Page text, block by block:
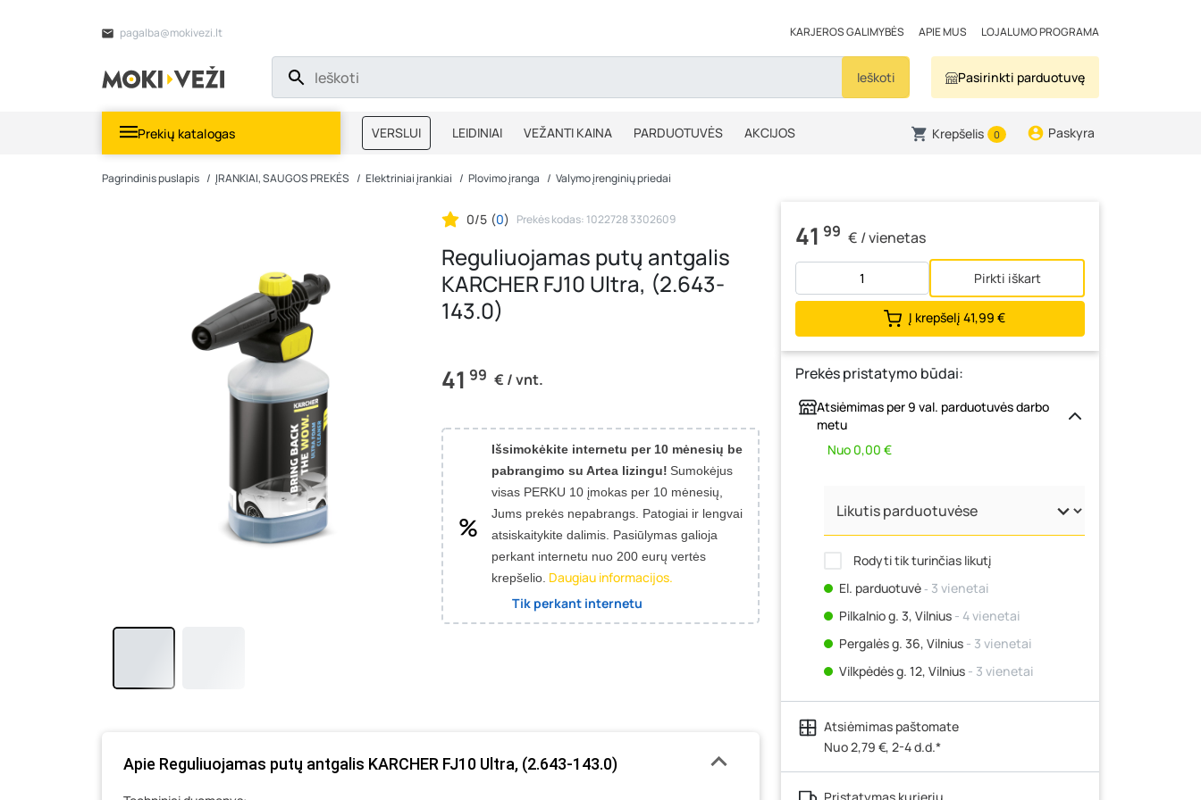
pagalba@mokivezi.lt KARJEROS GALIMYBĖS APIE MUS LOJALUMO PROGRAMA
Ieškoti Pasirinkti parduotuvę
Prekių katalogas VERSLUI LEIDINIAI VEŽANTI KAINA PARDUOTUVĖS AKCIJOS
MOKIBLOGAS IŠPARDAVIMAS
Krepšelis 0 Paskyra
Pagrindinis puslapis ĮRANKIAI, SAUGOS PREKĖS Elektriniai įrankiai Plovimo įranga Valymo įrenginių priedai
0/5 (0) Prekės kodas: 1022728 3302609
Reguliuojamas putų antgalis
KARCHER FJ10 Ultra, (2.643-
143.0)
41 99 € / vnt.
Išsimokėkite internetu per 10 mėnesių be
pabrangimo su Artea lizingu! Sumokėjus
visas PERKU 10 įmokas per 10 mėnesių,
Jums prekės nepabrangs. Patogiai ir lengvai
atsiskaitykite dalimis. Pasiūlymas galioja
perkant internetu nuo 200 eurų vertės
krepšelio. Daugiau informacijos.
Tik perkant internetu
Apie Reguliuojamas putų antgalis KARCHER FJ10 Ultra, (2.643-143.0)
41 99 € / vienetas
Pirkti iškart
Į krepšelį 41,99 €
Prekės pristatymo būdai:
Atsiėmimas per 9 val. parduotuvės darbo
metu
Nuo 0,00 €
Rodyti tik turinčias likutį
El. parduotuvė‐ 3 vienetai
Pilkalnio g. 3, Vilnius - 4 vienetai
Pergalės g. 36, Vilnius - 3 vienetai
Vilkpėdės g. 12, Vilnius - 3 vienetai
Ateities g. 15, Vilnius- 3 vienetai
Kauno r., Narsiečių k., Vytauto g. 183,
Kaunas- 3 vienetai
Šilutės pl. 83A, Klaipėda- 3 vienetai
Atsiėmimas paštomate
Nuo 2,79 €, 2-4 d.d.*